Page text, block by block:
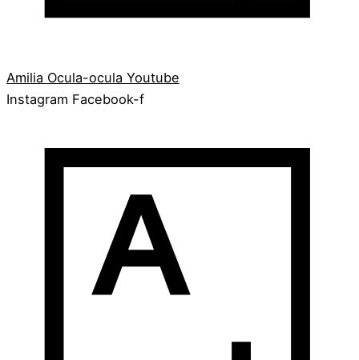
Amilia Ocula-ocula Youtube
Instagram Facebook-f